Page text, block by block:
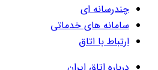
چندرسانه ای
سامانه های خدماتی
ارتباط با اتاق